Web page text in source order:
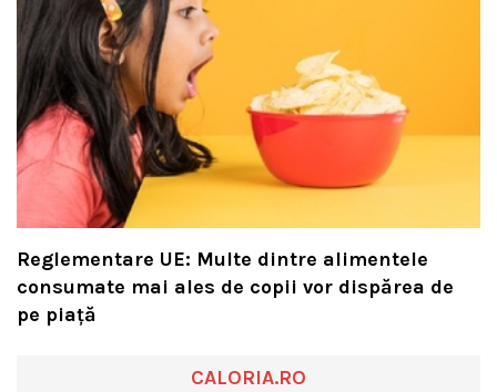
Reglementare UE: Multe dintre alimentele
consumate mai ales de copii vor dispărea de
pe piață
CALORIA.RO